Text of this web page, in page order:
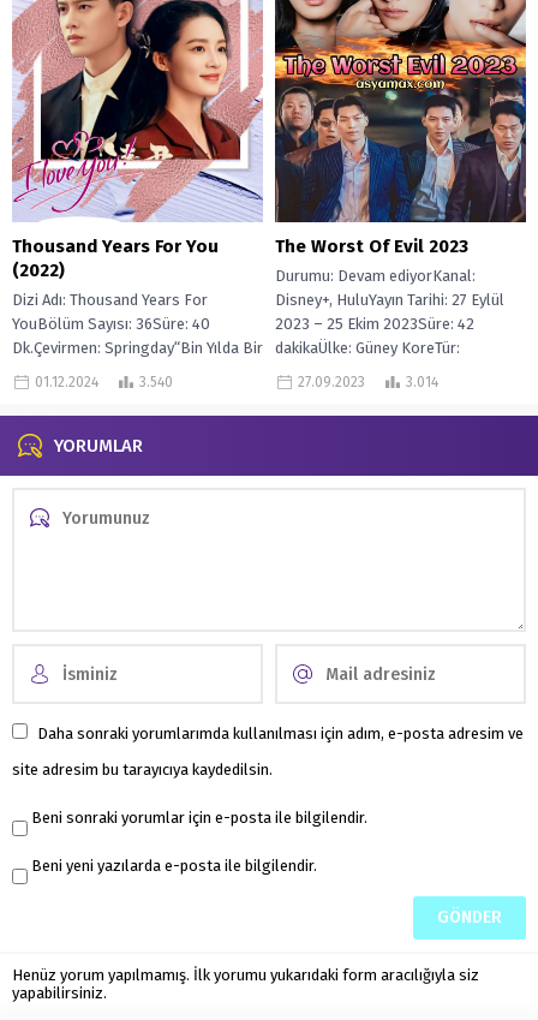
Thousand Years For You
(2022)
Dizi Adı: Thousand Years For
YouBölüm Sayısı: 36Süre: 40
Dk.Çevirmen: Springday“Bin Yılda Bir
General “de Lu Yan, gizemli bir
01.12.2024 3.540
The Worst Of Evil 2023
Durumu: Devam ediyorKanal:
Disney+, HuluYayın Tarihi: 27 Eylül
2023 – 25 Ekim 2023Süre: 42
dakikaÜlke: Güney KoreTür:
DramBölüm Sayısı: 12Yönetmen:...
27.09.2023 3.014
YORUMLAR
Daha sonraki yorumlarımda kullanılması için adım, e-posta adresim ve
site adresim bu tarayıcıya kaydedilsin.
Beni sonraki yorumlar için e-posta ile bilgilendir.
Beni yeni yazılarda e-posta ile bilgilendir.
Henüz yorum yapılmamış. İlk yorumu yukarıdaki form aracılığıyla siz
yapabilirsiniz.